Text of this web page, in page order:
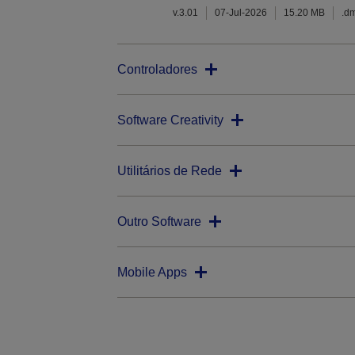
v.3.01 07-Jul-2026 15.20 MB
Controladores
Software Creativity
Utilitários de Rede
Outro Software
Mobile Apps